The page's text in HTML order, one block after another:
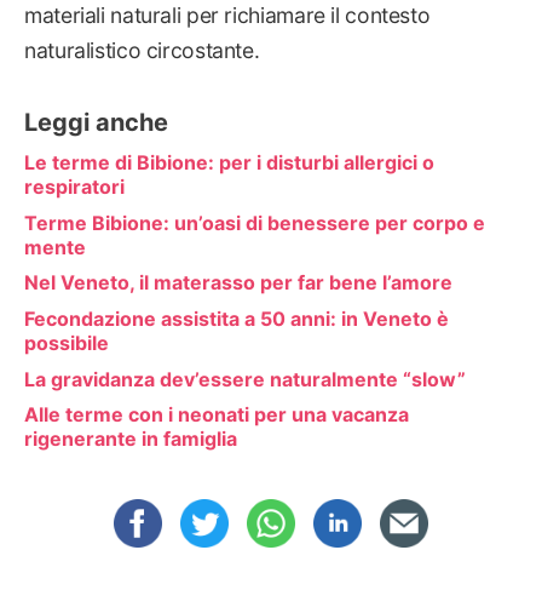
materiali naturali per richiamare il contesto
naturalistico circostante.
Leggi anche
Le terme di Bibione: per i disturbi allergici o
respiratori
Terme Bibione: un’oasi di benessere per corpo e
mente
Nel Veneto, il materasso per far bene l’amore
Fecondazione assistita a 50 anni: in Veneto è
possibile
La gravidanza dev’essere naturalmente “slow”
Alle terme con i neonati per una vacanza
rigenerante in famiglia